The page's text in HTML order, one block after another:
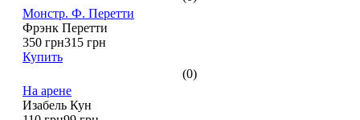
Монстр. Ф. Перетти
Фрэнк Перетти
350 грн315 грн
Купить
(0)
На арене
Изабель Кун